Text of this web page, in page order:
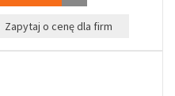
Zapytaj o cenę dla firm